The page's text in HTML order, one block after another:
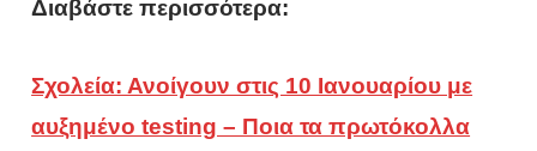
Διαβάστε περισσότερα:
Σχολεία: Ανοίγουν στις 10 Ιανουαρίου με
αυξημένο testing – Ποια τα πρωτόκολλα